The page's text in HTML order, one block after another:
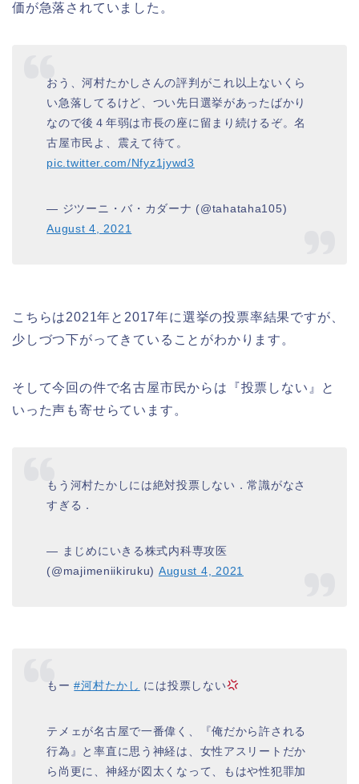
価が急落されていました。
おう、河村たかしさんの評判がこれ以上ないくら
い急落してるけど、つい先日選挙があったばかり
なので後４年弱は市長の座に留まり続けるぞ。名
古屋市民よ、震えて待て。
pic.twitter.com/Nfyz1jywd3
— ジツーニ・バ・カダーナ (@tahataha105)
August 4, 2021
こちらは2021年と2017年に選挙の投票率結果ですが、
少しづつ下がってきていることがわかります。
そして今回の件で名古屋市民からは『投票しない』と
いった声も寄せらています。
もう河村たかしには絶対投票しない．常識がなさ
すぎる．
— まじめにいきる株式内科専攻医
(@majimeniikiruku) August 4, 2021
もー#河村たかし には投票しない
テメェが名古屋で一番偉く、『俺だから許される
行為』と率直に思う神経は、女性アスリートだか
ら尚更に、神経が図太くなって、もはや性犯罪加